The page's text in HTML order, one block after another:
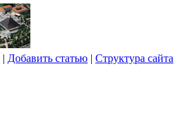
| Добавить статью | Структура сайта